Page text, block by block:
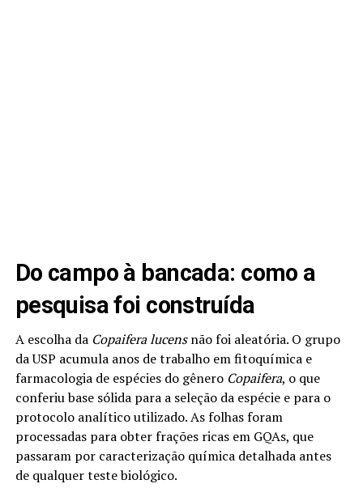
Do campo à bancada: como a
pesquisa foi construída
A escolha da Copaifera lucensnão foi aleatória. O grupo
da USP acumula anos de trabalho em fitoquímica e
farmacologia de espécies do gênero Copaifera, o que
conferiu base sólida para a seleção da espécie e para o
protocolo analítico utilizado. As folhas foram
processadas para obter frações ricas em GQAs, que
passaram por caracterização química detalhada antes
de qualquer teste biológico.